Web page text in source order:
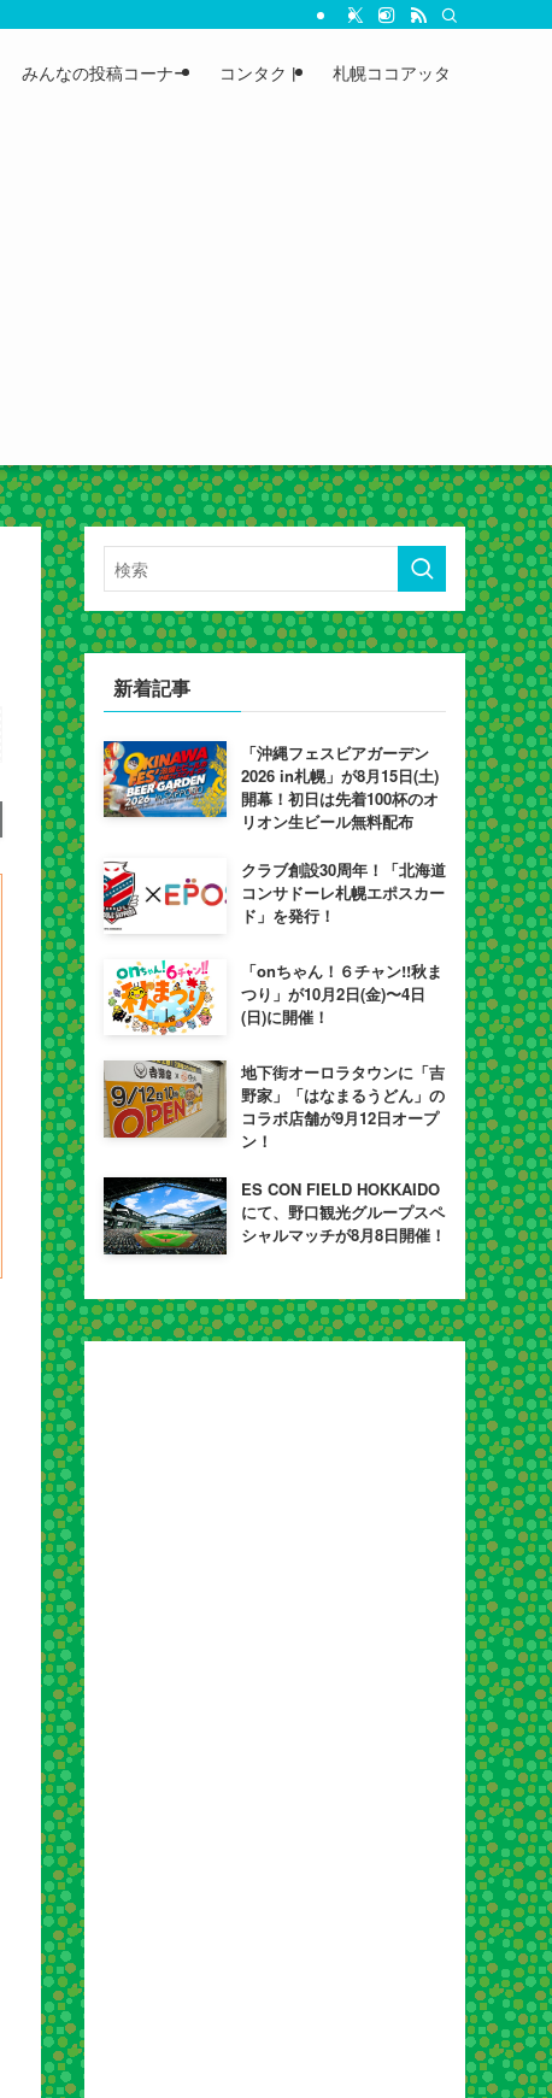
みんなの投稿コーナー コンタクト 札幌ココアッタ
新着記事
「沖縄フェスビアガーデン
2026 in札幌」が8月15日(土)
開幕！初日は先着100杯のオ
リオン生ビール無料配布
クラブ創設30周年！「北海道
コンサドーレ札幌エポスカー
ド」を発行！
「onちゃん！６チャン!!秋ま
つり」が10月2日(金)〜4日
(日)に開催！
地下街オーロラタウンに「吉
野家」「はなまるうどん」の
コラボ店舗が9月12日オープ
ン！
ES CON FIELD HOKKAIDO
にて、野口観光グループスペ
シャルマッチが8月8日開催！